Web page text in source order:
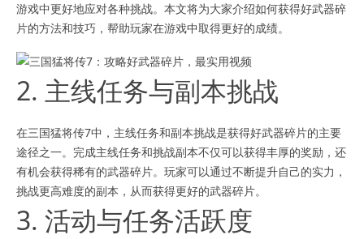
游戏中更好地应对各种挑战。本文将为大家介绍如何获得好武器碎
片的方法和技巧，帮助玩家在游戏中取得更好的成绩。
2. 主线任务与副本挑战
在三国猛将传7中，主线任务和副本挑战是获得好武器碎片的主要
途径之一。完成主线任务和挑战副本不仅可以获得丰厚的奖励，还
有机会获得稀有的武器碎片。玩家可以通过不断提升自己的实力，
挑战更高难度的副本，从而获得更好的武器碎片。
3. 活动与任务活跃度